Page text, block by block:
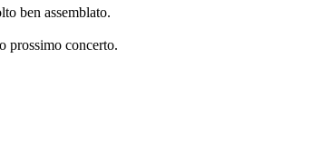
ben assemblato.
prossimo concerto.